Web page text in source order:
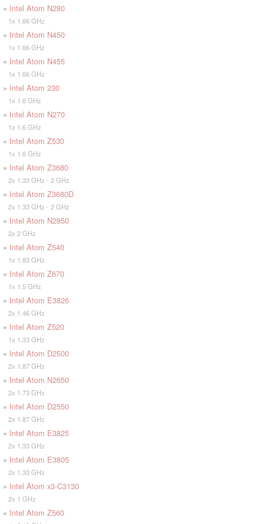
» Intel Atom N280
1x 1.66 GHz
» Intel Atom N450
1x 1.66 GHz
» Intel Atom N455
1x 1.66 GHz
» Intel Atom 230
1x 1.6 GHz
» Intel Atom N270
1x 1.6 GHz
» Intel Atom Z530
1x 1.6 GHz
» Intel Atom Z3680
2x 1.33 GHz - 2 GHz
» Intel Atom Z3680D
2x 1.33 GHz - 2 GHz
» Intel Atom N2850
2x 2 GHz
» Intel Atom Z540
1x 1.83 GHz
» Intel Atom Z670
1x 1.5 GHz
» Intel Atom E3826
2x 1.46 GHz
» Intel Atom Z520
1x 1.33 GHz
» Intel Atom D2500
2x 1.87 GHz
» Intel Atom N2650
2x 1.73 GHz
» Intel Atom D2550
2x 1.87 GHz
» Intel Atom E3825
2x 1.33 GHz
» Intel Atom E3805
2x 1.33 GHz
» Intel Atom x3-C3130
2x 1 GHz
» Intel Atom Z560